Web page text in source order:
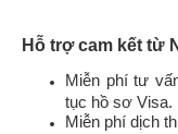
Hỗ trợ cam kết từ
Miễn phí tư
tục hồ sơ Visa.
Miễn phí dịch